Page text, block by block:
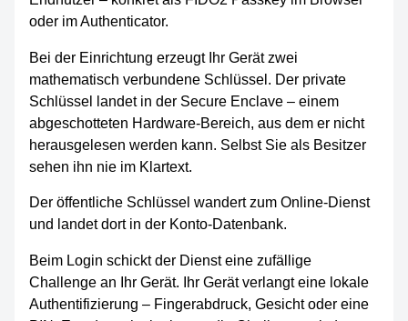
oder im Authenticator.
Bei der Einrichtung erzeugt Ihr Gerät zwei
mathematisch verbundene Schlüssel. Der private
Schlüssel landet in der Secure Enclave – einem
abgeschotteten Hardware-Bereich, aus dem er nicht
herausgelesen werden kann. Selbst Sie als Besitzer
sehen ihn nie im Klartext.
Der öffentliche Schlüssel wandert zum Online-Dienst
und landet dort in der Konto-Datenbank.
Beim Login schickt der Dienst eine zufällige
Challenge an Ihr Gerät. Ihr Gerät verlangt eine lokale
Authentifizierung – Fingerabdruck, Gesicht oder eine